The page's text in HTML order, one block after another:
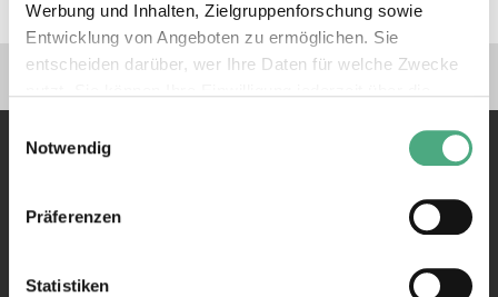
Werbung und Inhalten, Zielgruppenforschung sowie
Entwicklung von Angeboten zu ermöglichen. Sie
entscheiden darüber, wer Ihre Daten für welche Zwecke
Trigger Symbol ändern oder widerrufen
Informationen über Ihre geografische Lage erfassen,
Ihr Gerät durch aktives Scannen nach bestimmten
Notwendig
Präferenzen
Statistiken
Verlinkungen zu unseren